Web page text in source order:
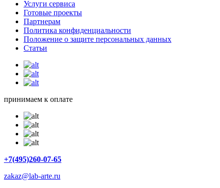
Услуги сервиса
Готовые проекты
Партнерам
Политика конфиденциальности
Положение о защите персональных данных
Статьи
принимаем к оплате
+7(495)260-07-65
zakaz@lab-arte.ru